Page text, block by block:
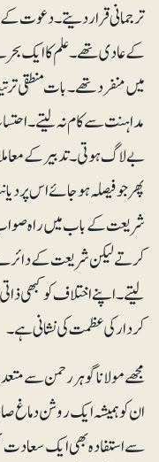
ترجمانی قرار دیتے۔ دعوت
کے عادی تھے۔ علم کا ایک
میں منفرد تھے۔ بات منطقی
مداہنت سے کام نہ لیتے۔
بے لاگ ہوتی۔ تدبیر کے
پھر جو فیصلہ ہو جائے اس پر
شریعت کے باب میں راہ صواب
کرتے لیکن شریعت کے دائرے
لیتے۔ اپنے اختلاف کو کبھی
کردار کی عظمت کی نشانی ہے۔
مجھے مولانا گوہر رحمن سے
ان کو ہمیشہ ایک روشن دماغ
سے استفادہ بھی ایک سعادت